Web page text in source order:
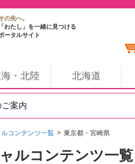
の先へ。
わたし」を一緒に見つける
ータルサイト
・北陸 北海道
ご案内
ルコンテンツ一覧 東京都・宮崎県
ルコンテンツ一覧